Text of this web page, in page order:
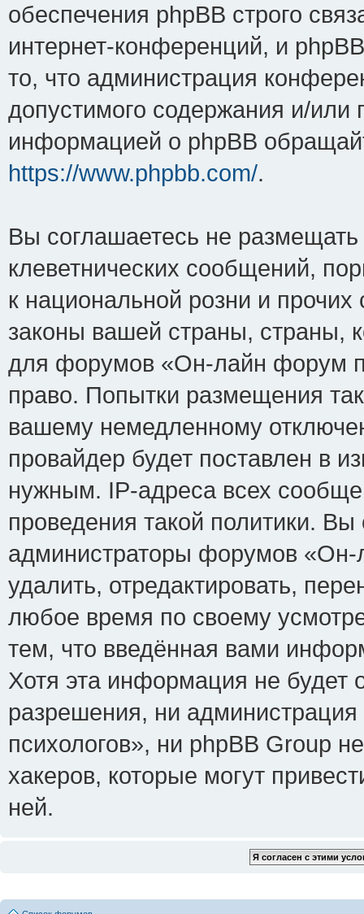
обеспечения phpBB строго
интернет-конференций, и
то, что администрация
допустимого содержания и/или
информацией о phpBB
https://www.phpbb.com/.
Вы соглашаетесь не
клеветнических сообщений,
к национальной розни и
законы вашей страны, страны,
для форумов «Он-лайн форум
право. Попытки размещения
вашему немедленному
провайдер будет поставлен в
нужным. IP-адреса всех
проведения такой политики.
администраторы форумов
удалить, отредактировать,
любое время по своему
тем, что введённая вами
Хотя эта информация не будет
разрешения, ни
психологов», ни phpBB Group
хакеров, которые могут
ней.